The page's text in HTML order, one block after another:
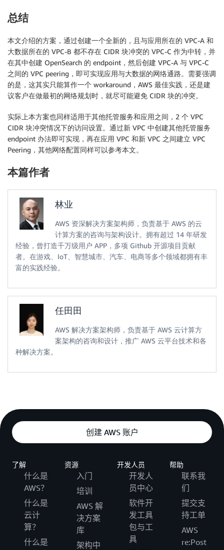
总结
本文介绍的方案，通过创建一个全新的，且与应用所在的 VPC-A 和
大数据所在的 VPC-B 都不存在 CIDR 块冲突的 VPC-C 作为中转，并
在其中创建 OpenSearch 的 endpoint，然后创建 VPC-A 与 VPC-C
之间的 VPC peering，即可实现应用与大数据的网络通路。需要强调
的是，这其实只能算作一个 workaround，AWS 最佳实践，还是建
议客户在做最初的网络规划时，就尽可能避免 CIDR 块的冲突。
实际上本方案也同样适用于其他托管服务和应用之间，2 个 VPC
CIDR 块冲突情况下的访问设置。通过新 VPC 中创建其他托管服务
endpoint 办法即可实现，再在应用 VPC 和新 VPC 之间建立 VPC
Peering，其他网络配置同样可以参考本文。
本篇作者
林业
AWS 资深解决方案架构师，负责基于 AWS 的云
计算方案的咨询与架构设计。拥有超过 14 年研发
经验，曾打造千万级用户 APP，多项 Github 开源项目贡献
者。在游戏、IoT、智慧城市、汽车、电商等多个领域都拥有丰
富的实践经验。
任田田
AWS 解决方案架构师，负责基于 AWS 云计算方
案架构的咨询和设计，推广 AWS 云平台技术和各
种解决方案。
创建 AWS 账户
了解
什么是
AWS？
什么是
云计
算？
什么是
资源
入门
培训
AWS 解
决方案
库
架构中
开发人员
开发人
员中心
软件开
发工具
包与工
具
帮助
联系我
们
提交支
持工单
AWS
re:Post